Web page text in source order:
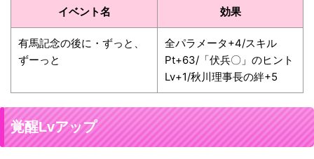
イベント名 効果
有馬記念の後に・ずっと、
ずーっと
全パラメータ+4/スキル
Pt+63/「伏兵〇」のヒント
Lv+1/秋川理事長の絆+5
覚醒Lvアップ